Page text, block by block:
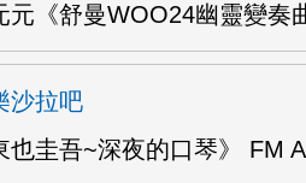
元《舒曼WOO24幽靈變奏
沙拉吧
也圭吾~深夜的口琴》 FM